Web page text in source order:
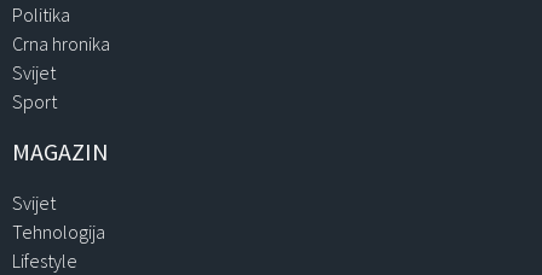
Politika
Crna hronika
Svijet
Sport
MAGAZIN
Svijet
Tehnologija
Lifestyle